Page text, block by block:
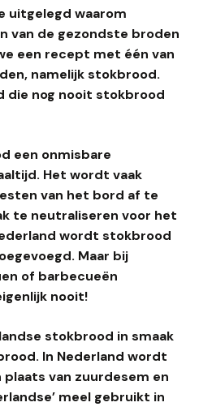
uitgelegd waarom
van de gezondste broden
een recept met één van
namelijk stokbrood.
die nog nooit stokbrood
een onmisbare
Het wordt vaak
van het bord af te
te neutraliseren voor het
wordt stokbrood
Maar bij
of barbecueën
nooit!
stokbrood in smaak
In Nederland wordt
van zuurdesem en
meel gebruikt in